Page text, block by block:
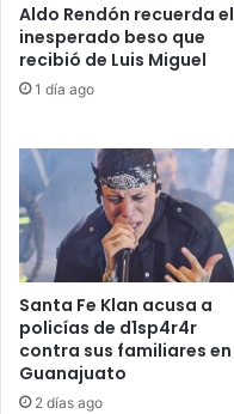
Aldo Rendón recuerda el
inesperado beso que
recibió de Luis Miguel
1 día ago
Santa Fe Klan acusa a
policías de d1sp4r4r
contra sus familiares en
Guanajuato
2 días ago